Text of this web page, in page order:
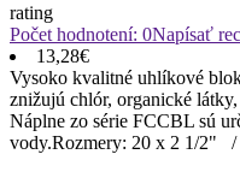
rating
Počet hodnotení: 0Napísať
13,28€
Vysoko kvalitné uhlíkové
znižujú chlór, organické
Náplne zo série FCCBL sú
vody.Rozmery: 20 x 2 1/2"